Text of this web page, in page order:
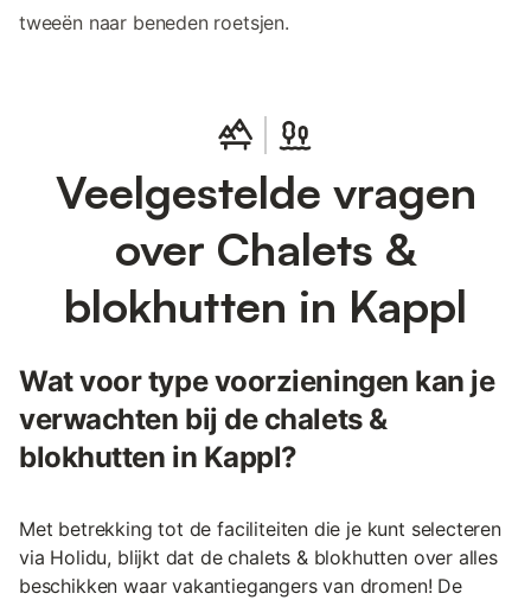
tweeën naar beneden roetsjen.
Veelgestelde vragen
over Chalets &
blokhutten in Kappl
Wat voor type voorzieningen kan je
verwachten bij de chalets &
blokhutten in Kappl?
Met betrekking tot de faciliteiten die je kunt selecteren
via Holidu, blijkt dat de chalets & blokhutten over alles
beschikken waar vakantiegangers van dromen! De